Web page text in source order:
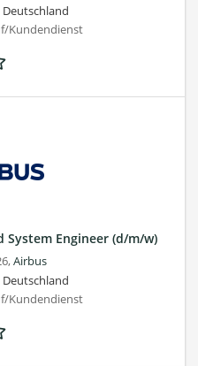
Kundendienst
System Engineer (d/m/w)
Airbus
Kundendienst